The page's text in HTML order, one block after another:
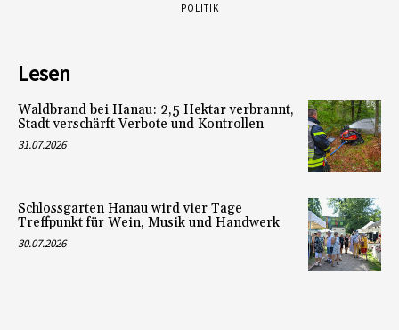
POLITIK
Lesen
Waldbrand bei Hanau: 2,5 Hektar verbrannt,
Stadt verschärft Verbote und Kontrollen
31.07.2026
Schlossgarten Hanau wird vier Tage
Treffpunkt für Wein, Musik und Handwerk
30.07.2026